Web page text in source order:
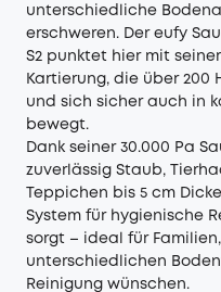
unterschiedliche
erschweren. Der eufy
S2 punktet hier mit seiner
Kartierung, die über 200
und sich sicher auch in
bewegt.
Dank seiner 30.000 Pa
zuverlässig Staub,
Teppichen bis 5 cm
System für hygienische
sorgt – ideal für
unterschiedlichen
Reinigung wünschen.